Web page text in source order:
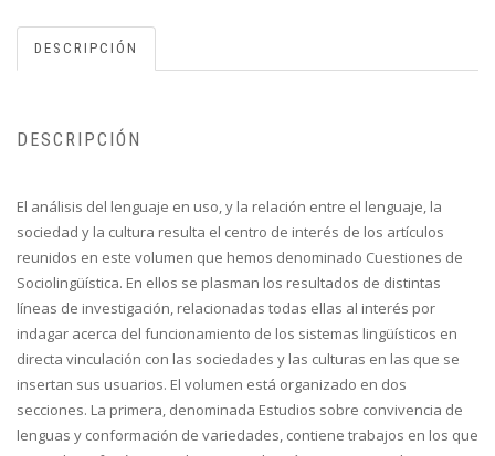
DESCRIPCIÓN
DESCRIPCIÓN
El análisis del lenguaje en uso, y la relación entre el lenguaje, la
sociedad y la cultura resulta el centro de interés de los artículos
reunidos en este volumen que hemos denominado Cuestiones de
Sociolingüística. En ellos se plasman los resultados de distintas
líneas de investigación, relacionadas todas ellas al interés por
indagar acerca del funcionamiento de los sistemas lingüísticos en
directa vinculación con las sociedades y las culturas en las que se
insertan sus usuarios. El volumen está organizado en dos
secciones. La primera, denominada Estudios sobre convivencia de
lenguas y conformación de variedades, contiene trabajos en los que